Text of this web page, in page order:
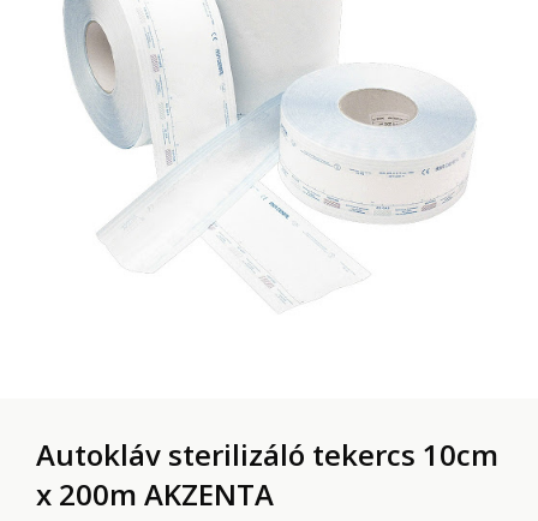
Autokláv sterilizáló tekercs 10cm
x 200m AKZENTA